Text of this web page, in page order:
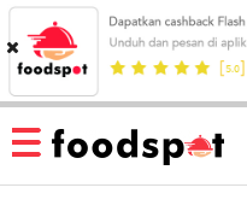
HOME
MENU
RESTAURANT